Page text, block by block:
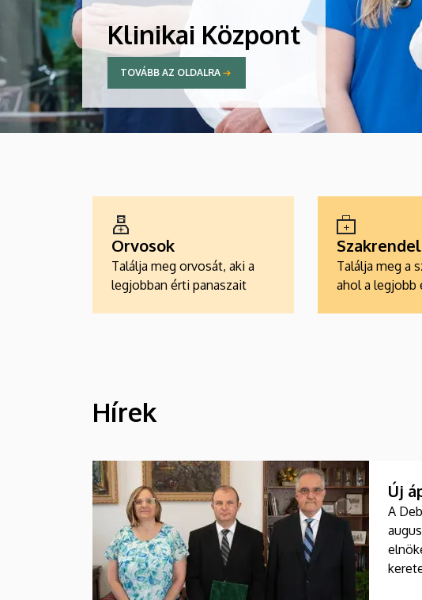
Klinikai Központ
TOVÁBB AZ OLDALRA
Orvosok
Találja meg orvosát, aki a
legjobban érti panaszait
Találja meg a
ahol a legjobb
HÍREK
Hírek
Új
A